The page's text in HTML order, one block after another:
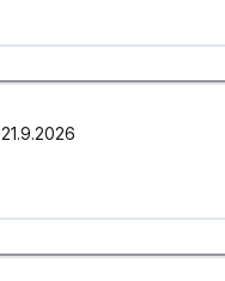
21.9.2026